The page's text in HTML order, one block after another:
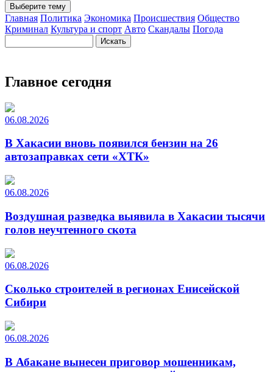
Выберите тему
Главная Политика Экономика Происшествия Общество
Криминал Культура и спорт Авто Скандалы Погода
Главное сегодня
06.08.2026
В Хакасии вновь появился бензин на 26
автозаправках сети «ХТК»
06.08.2026
Воздушная разведка выявила в Хакасии тысячи
голов неучтенного скота
06.08.2026
Сколько строителей в регионах Енисейской
Сибири
06.08.2026
В Абакане вынесен приговор мошенникам,